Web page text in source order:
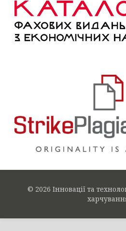
© 2026 Інновації та